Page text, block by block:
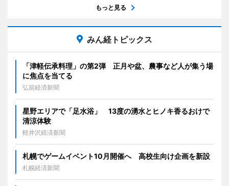
もっと見る
みん経トピックス
「津軽伝承料理」の第2弾 正月や盆、農事など人が集う場
に焦点を当てる
弘前経済新聞
星野エリアで「足水浴」 13度の湧水とヒノキ香るおけで
清涼体験
軽井沢経済新聞
札幌でゲームイベント10月開催へ 高校生向け企画を新設
札幌経済新聞